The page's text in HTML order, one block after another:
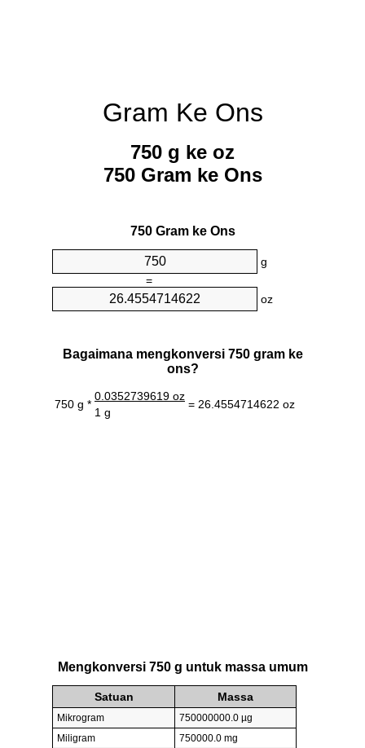
Gram Ke Ons
750 g ke oz
750 Gram ke Ons
750 Gram ke Ons
g
=
oz
Bagaimana mengkonversi 750 gram ke
ons?
750 g *
0.0352739619 oz
= 26.4554714622 oz
1 g
Mengkonversi 750 g untuk massa umum
Satuan Massa
Mikrogram
750000000.0 µg
Miligram
750000.0 mg